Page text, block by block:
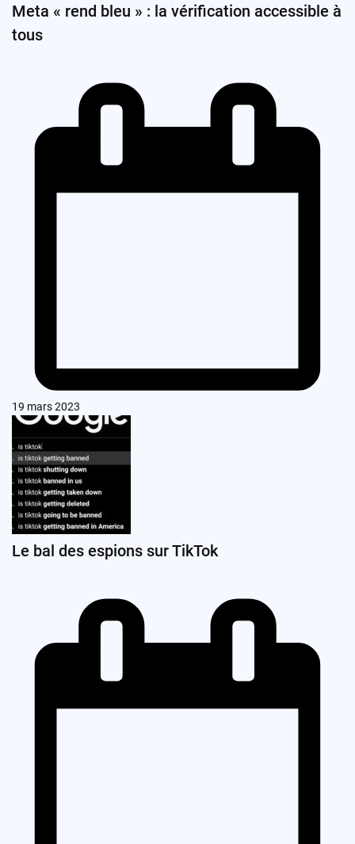
Meta « rend bleu » : la vérification accessible à
tous
19 mars 2023
Le bal des espions sur TikTok